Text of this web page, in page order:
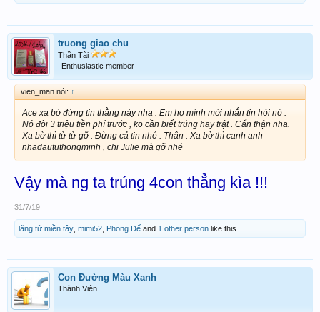
truong giao chu
Thần Tài
Enthusiastic member
vien_man nói: ↑
Ace xa bờ đừng tin thằng này nha . Em họ mình mới nhắn tin hỏi nó .
Nó đòi 3 triệu tiền phí trước , ko cần biết trúng hay trật . Cẩn thận nha.
Xa bờ thì từ từ gỡ . Đừng cả tin nhé . Thân . Xa bờ thì canh anh
nhadaututhongminh , chị Julie mà gỡ nhé
Vậy mà ng ta trúng 4con thẳng kìa !!!
31/7/19
lãng tử miền tây mimi52 Phong Dế and 1 other person like this.
Con Đường Màu Xanh
Thành Viên